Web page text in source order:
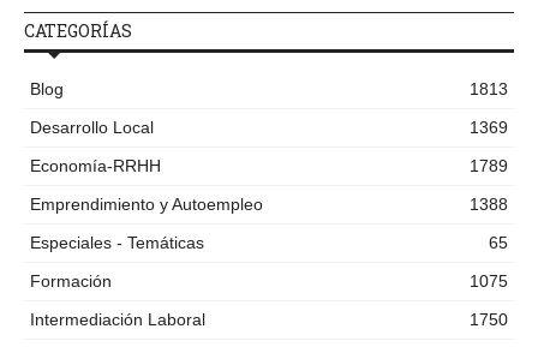
CATEGORÍAS
Blog
1813
Desarrollo Local
1369
Economía-RRHH
1789
Emprendimiento y Autoempleo
1388
Especiales - Temáticas
65
Formación
1075
Intermediación Laboral
1750